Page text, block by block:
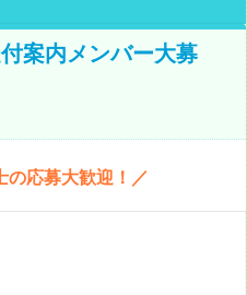
案内メンバー大募
の応募大歓迎！／